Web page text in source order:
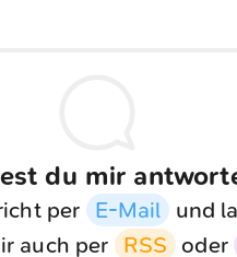
du mir
per E-Mail
und
auch per
RSS oder